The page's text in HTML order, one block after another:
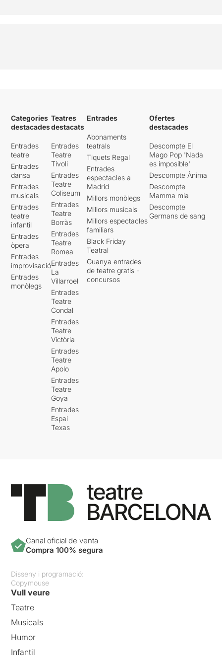
Categories
destacades
Entrades
teatre
Entrades
dansa
Entrades
musicals
Entrades
teatre
infantil
Entrades
òpera
Entrades
improvisació
Entrades
monòlegs
Teatres
destacats
Entrades
Teatre
Tívoli
Entrades
Teatre
Coliseum
Entrades
Teatre
Borràs
Entrades
Teatre
Romea
Entrades
La
Villarroel
Entrades
Teatre
Condal
Entrades
Teatre
Victòria
Entrades
Teatre
Apolo
Entrades
Teatre
Goya
Entrades
Espai
Texas
Entrades
Abonaments
teatrals
Tiquets Regal
Entrades
espectacles a
Madrid
Millors monòlegs
Millors musicals
Millors espectacles
familiars
Black Friday
Teatral
Guanya entrades
de teatre gratis -
concursos
Ofertes
destacades
Descompte El
Mago Pop 'Nada
es imposible'
Descompte Ànima
Descompte
Mamma mia
Descompte
Germans de sang
Canal oficial de venta
Compra 100% segura
Disseny i programació:
Copymouse
Vull veure
Teatre
Musicals
Humor
Infantil